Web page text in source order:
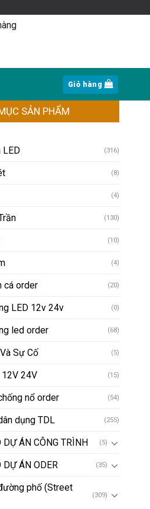
Giỏ hàng
SẢN PHẨM
LED (316)
(8)
(4)
(130)
(10)
(4)
cá order (20)
LED 12v 24v (0)
led order (68)
Sự Cố (5)
24V (15)
nổ order (54)
dụng TDL (255)
ÁN CÔNG TRÌNH (5)
ÁN ODER (35)
phố (Street
(309)